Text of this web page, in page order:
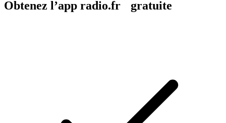
Obtenez l’app radio.fr gratuite